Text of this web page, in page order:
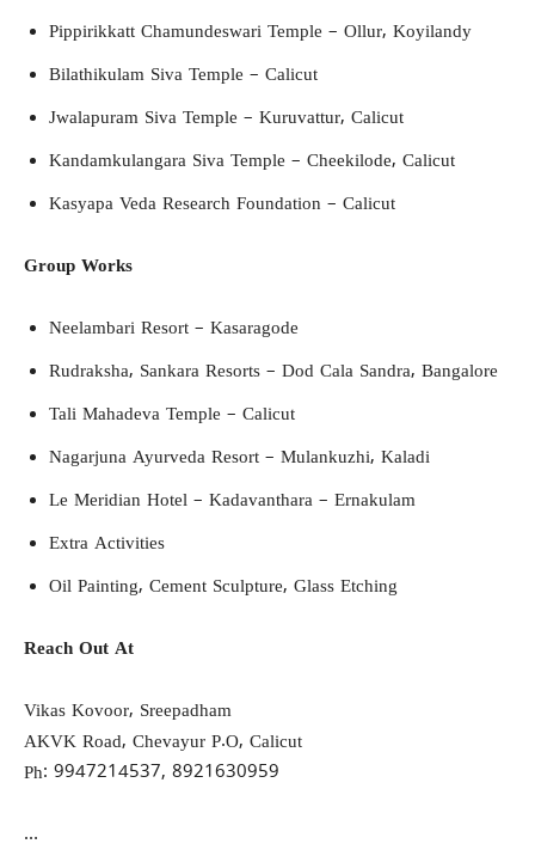
Pippirikkatt Chamundeswari Temple – Ollur, Koyilandy
Bilathikulam Siva Temple – Calicut
Jwalapuram Siva Temple – Kuruvattur, Calicut
Kandamkulangara Siva Temple – Cheekilode, Calicut
Kasyapa Veda Research Foundation – Calicut
Group Works
Neelambari Resort – Kasaragode
Rudraksha, Sankara Resorts – Dod Cala Sandra, Bangalore
Tali Mahadeva Temple – Calicut
Nagarjuna Ayurveda Resort – Mulankuzhi, Kaladi
Le Meridian Hotel – Kadavanthara – Ernakulam
Extra Activities
Oil Painting, Cement Sculpture, Glass Etching
Reach Out At
Vikas Kovoor, Sreepadham
AKVK Road, Chevayur P.O, Calicut
Ph: 9947214537, 8921630959
…